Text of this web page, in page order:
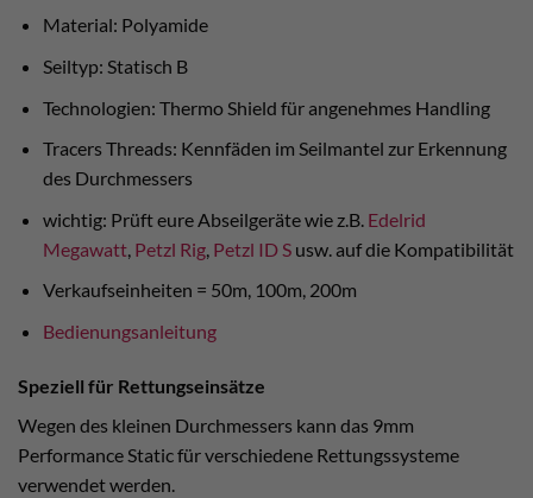
Material: Polyamide
Seiltyp: Statisch B
Technologien: Thermo Shield für angenehmes Handling
Tracers Threads: Kennfäden im Seilmantel zur Erkennung
des Durchmessers
wichtig: Prüft eure Abseilgeräte wie z.B. Edelrid
Megawatt, Petzl Rig, Petzl ID Susw. auf die Kompatibilität
Verkaufseinheiten = 50m, 100m, 200m
Bedienungsanleitung
Speziell für Rettungseinsätze
Wegen des kleinen Durchmessers kann das 9mm
Performance Static für verschiedene Rettungssysteme
verwendet werden.